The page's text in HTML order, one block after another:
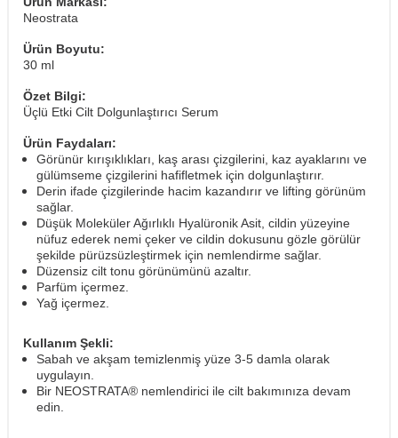
Neostrata
Ürün Boyutu:
30 ml
Özet Bilgi:
Üçlü Etki Cilt Dolgunlaştırıcı Serum
Ürün Faydaları:
Görünür kırışıklıkları, kaş arası çizgilerini, kaz ayaklarını ve
gülümseme çizgilerini hafifletmek için dolgunlaştırır.
Derin ifade çizgilerinde hacim kazandırır ve lifting görünüm
sağlar.
Düşük Moleküler Ağırlıklı Hyalüronik Asit, cildin yüzeyine
nüfuz ederek nemi çeker ve cildin dokusunu gözle görülür
şekilde pürüzsüzleştirmek için nemlendirme sağlar.
Düzensiz cilt tonu görünümünü azaltır.
Parfüm içermez.
Yağ içermez.
Kullanım Şekli:
Sabah ve akşam temizlenmiş yüze 3-5 damla olarak
uygulayın.
Bir NEOSTRATA® nemlendirici ile cilt bakımınıza devam
edin.